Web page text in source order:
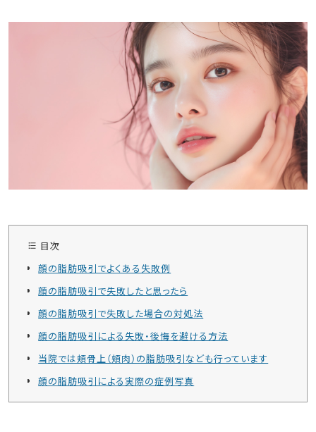
目次
顔の脂肪吸引でよくある失敗例
顔の脂肪吸引で失敗したと思ったら
顔の脂肪吸引で失敗した場合の対処法
顔の脂肪吸引による失敗・後悔を避ける方法
当院では頬骨上（頬肉）の脂肪吸引なども行っています
顔の脂肪吸引による実際の症例写真